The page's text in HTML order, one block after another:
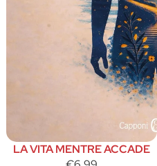
LA VITA MENTRE ACCADE